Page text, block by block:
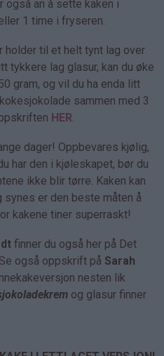
også an å sette kaken i
1 time i fryseren.
holder til et helt tynt lag over
tykkere lag glasur, kan du øke
gram, og vil du ha enda litt
sammen med 3
HER.
dager! Oppbevares kjølig,
har den i kjøleskapet, bør du
ikke blir tørre. Kaken kan
er den beste måten å
kakene tiner superraskt!
finner du også her på Det
også oppskrift på Sarah
nesten lik
og glasur finner